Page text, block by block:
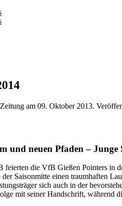
am 09. Oktober 2013.
und neuen Pfaden – Junge
feierten die VfB Gießen Pointers in
Saisonmitte einen traumhaften
sich auch in der
mit seiner Handschrift, während